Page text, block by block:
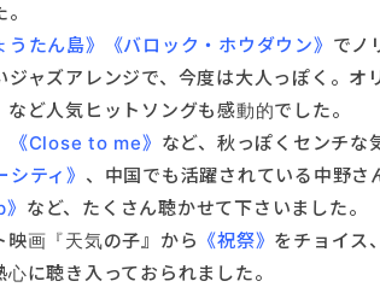
うたん島》《バロック・ホウダウン》 でノ
ャズアレンジで、今度は大人っぽく。オ
など人気ヒットソングも感動的でした。
《Close to me》 など、秋っぽくセンチな
シティ》 、中国でも活躍されている中野さ
など、たくさん聴かせて下さいました。
画『天気の子』から 《祝祭》 をチョイス
に聴き入っておられました。